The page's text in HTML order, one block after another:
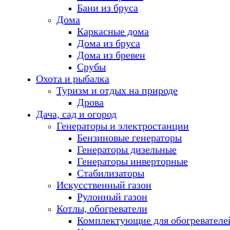
Бани из бруса
Дома
Каркасные дома
Дома из бруса
Дома из бревен
Срубы
Охота и рыбалка
Туризм и отдых на природе
Дрова
Дача, сад и огород
Генераторы и электростанции
Бензиновые генераторы
Генераторы дизельные
Генераторы инверторные
Стабилизаторы
Искусственный газон
Рулонный газон
Котлы, обогреватели
Комплектующие для